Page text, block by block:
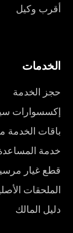
أقرب وكيل
الخدمات
حجز الخدمة
إكسسوارات
باقات
خدمة
قطع غيار
الملحقات
دليل المالك